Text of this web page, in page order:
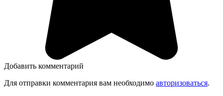
Добавить комментарий
Для отправки комментария вам необходимо авторизоваться.